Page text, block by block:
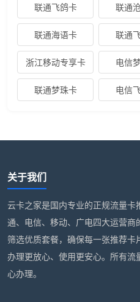
联通飞鸽卡 联通
联通海语卡 联通
浙江移动专享卡 电信
联通梦珠卡 电信
关于我们
云卡之家是国内专业的正规流量
通、电信、移动、广电四大运营
筛选优质套餐，确保每一张推荐
办理更放心、使用更安心。所有
心办理。